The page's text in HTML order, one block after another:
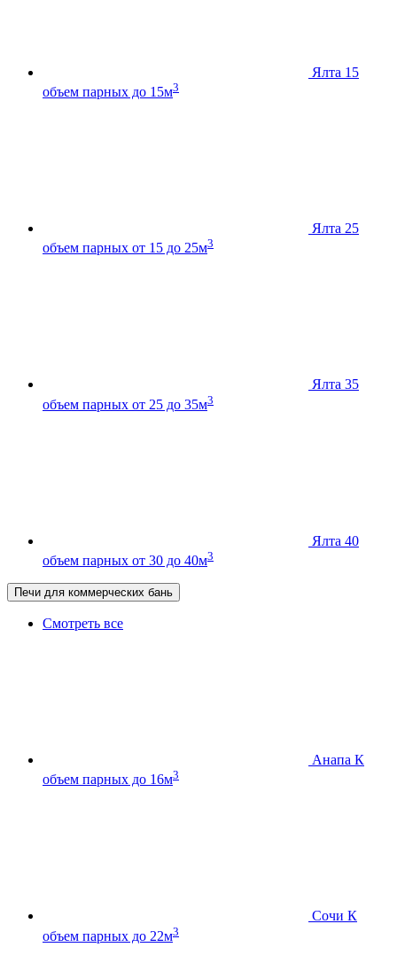
Ялта 15
объем парных до 15м3
Ялта 25
объем парных от 15 до 25м3
Ялта 35
объем парных от 25 до 35м3
Ялта 40
объем парных от 30 до 40м3
Печи для коммерческих бань
Смотреть все
Анапа К
объем парных до 16м3
Сочи К
объем парных до 22м3